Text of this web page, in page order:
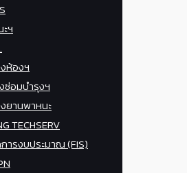
ฯ
ห้องฯ
ซ่อมบำรุงฯ
ยานพาหนะ
TECHSERV
ารงบประมาณ (FIS)